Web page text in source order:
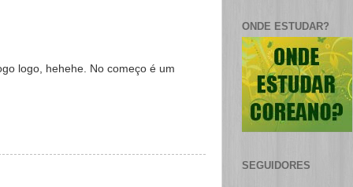
logo, hehehe. No começo é um
ONDE ESTUDAR?
SEGUIDORES